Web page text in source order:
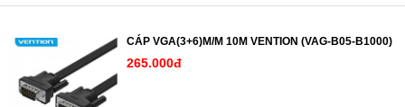
CÁP VGA(3+6)M/M 10M VENTION (VAG-B05-B1000)
265.000đ